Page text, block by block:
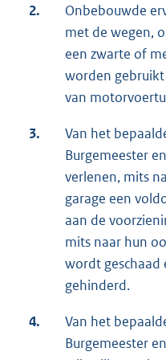
2.
Onbebouwde
met de wegen,
een zwarte of
worden
van
3.
Van het
Burgemeester
verlenen, mits
garage een
aan de
mits naar hun
wordt
gehinderd.
4.
Van het
Burgemeester